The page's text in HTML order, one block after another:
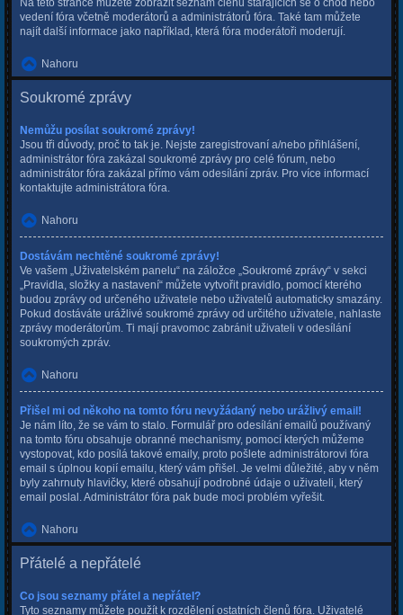
vedení fóra včetně moderátorů a administrátorů fóra. Také tam můžete
najít další informace jako například, která fóra moderátoři moderují.
Nahoru
Soukromé zprávy
Nemůžu posílat soukromé zprávy!
Jsou tři důvody, proč to tak je. Nejste zaregistrovaní a/nebo přihlášení,
administrátor fóra zakázal soukromé zprávy pro celé fórum, nebo
administrátor fóra zakázal přímo vám odesílání zpráv. Pro více informací
kontaktujte administrátora fóra.
Nahoru
Dostávám nechtěné soukromé zprávy!
Ve vašem „Uživatelském panelu“ na záložce „Soukromé zprávy“ v sekci
„Pravidla, složky a nastavení“ můžete vytvořit pravidlo, pomocí kterého
budou zprávy od určeného uživatele nebo uživatelů automaticky smazány.
Pokud dostáváte urážlivé soukromé zprávy od určitého uživatele, nahlaste
zprávy moderátorům. Ti mají pravomoc zabránit uživateli v odesílání
soukromých zpráv.
Nahoru
Přišel mi od někoho na tomto fóru nevyžádaný nebo urážlivý email!
Je nám líto, že se vám to stalo. Formulář pro odesílání emailů používaný
na tomto fóru obsahuje obranné mechanismy, pomocí kterých můžeme
vystopovat, kdo posílá takové emaily, proto pošlete administrátorovi fóra
email s úplnou kopií emailu, který vám přišel. Je velmi důležité, aby v něm
byly zahrnuty hlavičky, které obsahují podrobné údaje o uživateli, který
email poslal. Administrátor fóra pak bude moci problém vyřešit.
Nahoru
Přátelé a nepřátelé
Co jsou seznamy přátel a nepřátel?
Tyto seznamy můžete použít k rozdělení ostatních členů fóra. Uživatelé